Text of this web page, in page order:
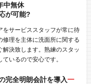
中無休
が可能?
をサービススタッフが常に待
修理を主体に洗面所に関する
解決致します。熟練のスタッ
いるので安心です。
完全明朗会計を導入一